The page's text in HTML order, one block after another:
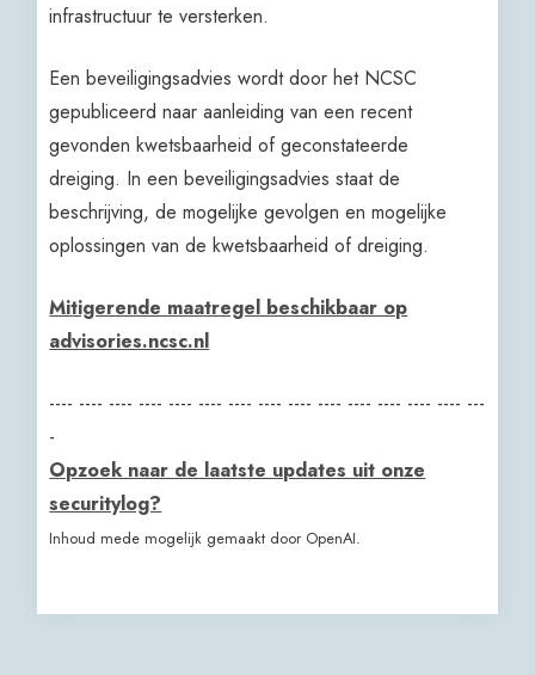
infrastructuur te versterken.
Een beveiligingsadvies wordt door het NCSC
gepubliceerd naar aanleiding van een recent
gevonden kwetsbaarheid of geconstateerde
dreiging. In een beveiligingsadvies staat de
beschrijving, de mogelijke gevolgen en mogelijke
oplossingen van de kwetsbaarheid of dreiging.
Mitigerende maatregel beschikbaar op
advisories.ncsc.nl
---- ---- ---- ---- ---- ---- ---- ---- ---- ---- ---- ---- ---- ---- ---
-
Opzoek naar de laatste updates uit onze
securitylog?
Inhoud mede mogelijk gemaakt door OpenAI.